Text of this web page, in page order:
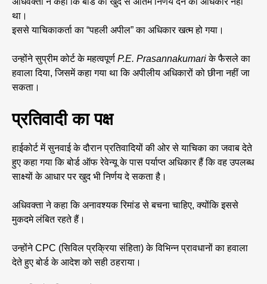
था।
इससे याचिकाकर्ता का “पहली अपील” का अधिकार खत्म हो गया।
उन्होंने सुप्रीम कोर्ट के महत्वपूर्ण P.E. Prasannakumariके फैसले का
हवाला दिया, जिसमें कहा गया था कि अपीलीय अधिकारों को छीना नहीं जा
सकता।
प्रतिवादी का पक्ष
हाईकोर्ट में सुनवाई के दौरान प्रतिवादियों की ओर से याचिका का जवाब देते
हुए कहा गया कि बोर्ड ऑफ रेवेन्यू के पास पर्याप्त अधिकार हैं कि वह उपलब्ध
साक्ष्यों के आधार पर खुद भी निर्णय दे सकता है।
अधिवक्ता ने कहा कि अनावश्यक रिमांड से बचना चाहिए, क्योंकि इससे
मुकदमे लंबित रहते हैं।
उन्होंने CPC (सिविल प्रक्रिया संहिता) के विभिन्न प्रावधानों का हवाला
देते हुए बोर्ड के आदेश को सही ठहराया।